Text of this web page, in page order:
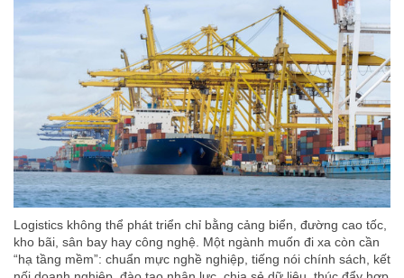
Logistics không thể phát triển chỉ bằng cảng biển, đường cao tốc,
kho bãi, sân bay hay công nghệ. Một ngành muốn đi xa còn cần
“hạ tầng mềm”: chuẩn mực nghề nghiệp, tiếng nói chính sách, kết